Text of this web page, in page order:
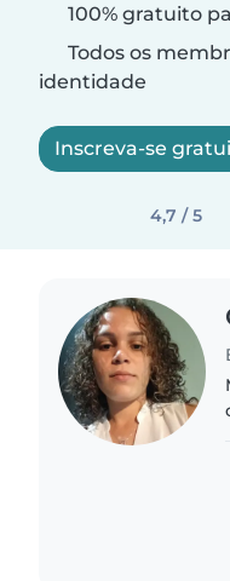
100% gratuito
Todos os
identidade
Inscreva-se
4,7 / 5